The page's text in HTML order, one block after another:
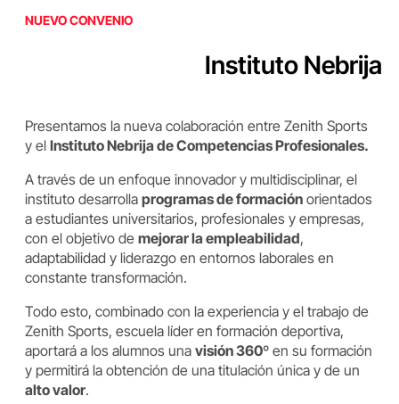
NUEVO CONVENIO
Instituto Nebrija
Presentamos la nueva colaboración entre Zenith Sports
y el Instituto Nebrija de Competencias Profesionales.
A través de un enfoque innovador y multidisciplinar, el
instituto desarrolla programas de formación orientados
a estudiantes universitarios, profesionales y empresas,
con el objetivo de mejorar la empleabilidad,
adaptabilidad y liderazgo en entornos laborales en
constante transformación.
Todo esto, combinado con la experiencia y el trabajo de
Zenith Sports, escuela líder en formación deportiva,
aportará a los alumnos una visión 360º en su formación
y permitirá la obtención de una titulación única y de un
alto valor.